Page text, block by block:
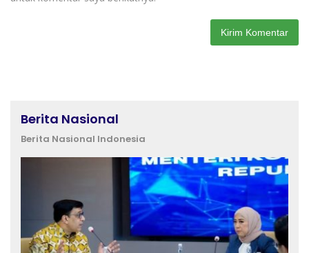
Berita Nasional
Berita Nasional Indonesia